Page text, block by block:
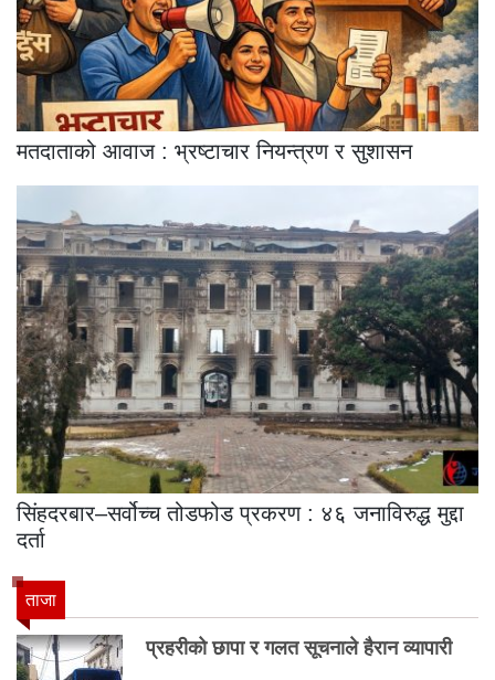
मतदाताको आवाज : भ्रष्टाचार नियन्त्रण र सुशासन
सिंहदरबार–सर्वोच्च तोडफोड प्रकरण : ४६ जनाविरुद्ध मुद्दा
दर्ता
ताजा
प्रहरीको छापा र गलत सूचनाले हैरान व्यापारी